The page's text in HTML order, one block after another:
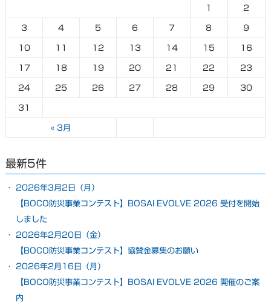
« 3月
1 2
3 4 5 6 7 8 9
10 11 12 13 14 15 16
17 18 19 20 21 22 23
24 25 26 27 28 29 30
31
最新5件
2026年3月2日（月）
【BOCO防災事業コンテスト】BOSAI EVOLVE 2026 受付を開始
しました
2026年2月20日（金）
【BOCO防災事業コンテスト】協賛金募集のお願い
2026年2月16日（月）
【BOCO防災事業コンテスト】BOSAI EVOLVE 2026 開催のご案
内